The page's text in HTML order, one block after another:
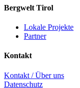
Bergwelt Tirol
Lokale Projekte
Partner
Kontakt
Kontakt / Über uns
Datenschutz